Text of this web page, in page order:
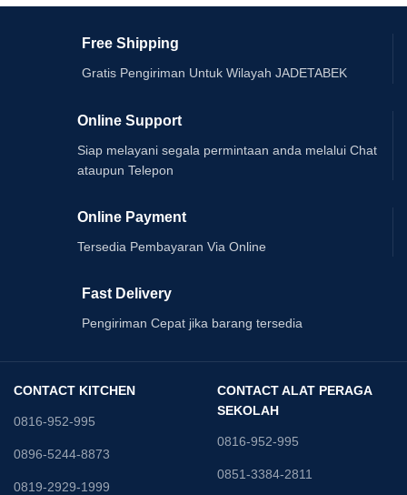
Free Shipping
Gratis Pengiriman Untuk Wilayah JADETABEK
Online Support
Siap melayani segala permintaan anda melalui Chat
ataupun Telepon
Online Payment
Tersedia Pembayaran Via Online
Fast Delivery
Pengiriman Cepat jika barang tersedia
CONTACT KITCHEN
0816-952-995
0896-5244-8873
0819-2929-1999
CONTACT ALAT PERAGA
SEKOLAH
0816-952-995
0851-3384-2811